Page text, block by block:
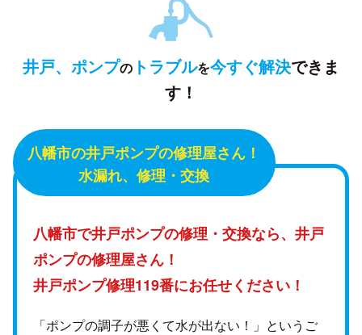
井戸、ポンプの トラブルを今すぐ解決できま
す！
八幡市の井戸ポンプの修理屋さん！
水漏れ、修理・交換
八幡市で井戸ポンプの修理・交換なら、 井戸
ポンプの修理屋さん！
井戸ポンプ修理119番にお任せください！
「ポンプの調子が悪くて水が出ない！」というご